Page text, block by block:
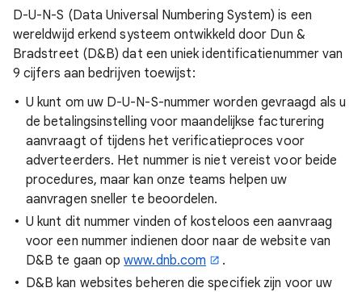
D-U-N-S (Data Universal Numbering System) is een
wereldwijd erkend systeem ontwikkeld door Dun &
Bradstreet (D&B) dat een uniek identificatienummer van
9 cijfers aan bedrijven toewijst:
U kunt om uw D-U-N-S-nummer worden gevraagd als u
de betalingsinstelling voor maandelijkse facturering
aanvraagt of tijdens het verificatieproces voor
adverteerders. Het nummer is niet vereist voor beide
procedures, maar kan onze teams helpen uw
aanvragen sneller te beoordelen.
U kunt dit nummer vinden of kosteloos een aanvraag
voor een nummer indienen door naar de website van
D&B te gaan opwww.dnb.com
.
D&B kan websites beheren die specifiek zijn voor uw